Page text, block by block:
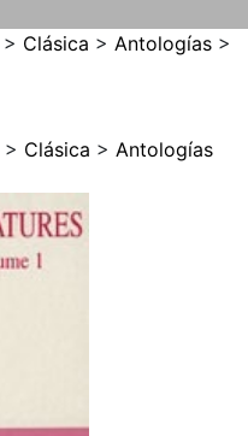
> Clásica > Antologías >
> Clásica > Antologías